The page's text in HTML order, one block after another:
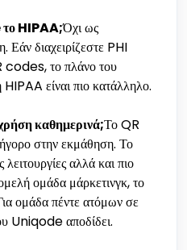
το HIPAA;Όχι ως
διαχειρίζεστε PHI
codes, το πλάνο του
είναι πιο κατάλληλο.
καθημερινά;Το QR
στην εκμάθηση. Το
αλλά και πιο
ομάδα μάρκετινγκ, το
ομάδα πέντε ατόμων σε
Uniqode αποδίδει.